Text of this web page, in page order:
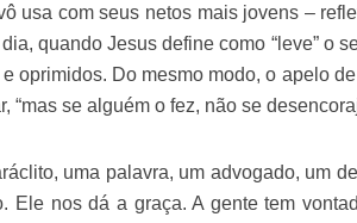
usa com seus netos mais jovens –
quando Jesus define como “leve” o
oprimidos. Do mesmo modo, o apelo
“mas se alguém o fez, não se
uma palavra, um advogado, um
Ele nos dá a graça. A gente tem